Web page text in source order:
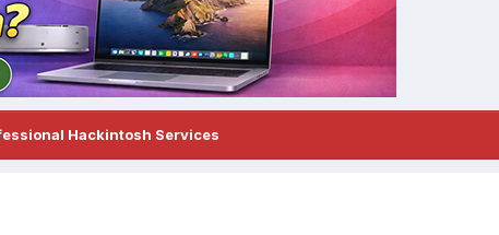
Hackintosh Services